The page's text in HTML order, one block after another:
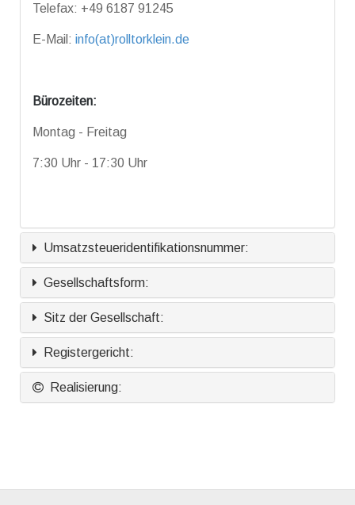
Telefax: +49 6187 91245
E-Mail: info(at)rolltorklein.de
Bürozeiten:
Montag - Freitag
7:30 Uhr - 17:30 Uhr
Umsatzsteueridentifikationsnummer:
Gesellschaftsform:
Sitz der Gesellschaft:
Registergericht:
Realisierung: